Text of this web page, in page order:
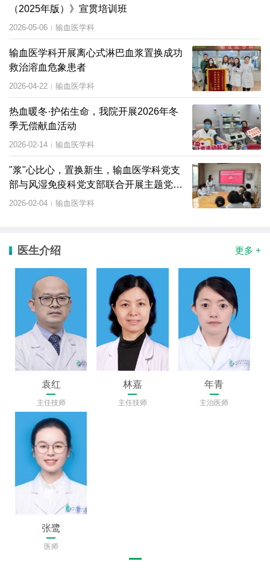
（2025年版）》宣贯培训班
2026-05-06 | 输血医学科
输血医学科开展离心式淋巴血浆置换成功
救治溶血危象患者
2026-04-22 | 输血医学科
热血暖冬·护佑生命，我院开展2026年冬
季无偿献血活动
2026-02-14 | 输血医学科
"浆"心比心，置换新生，输血医学科党支
部与风湿免疫科党支部联合开展主题党日
活动
2026-02-04 | 输血医学科
医生介绍 更多 +
袁红
主任技师
林嘉
主任技师
年青
主治医师
张鹭
医师